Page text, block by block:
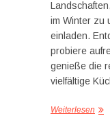
im Winter zu
einladen.
probiere
genieße die
vielfältige
Weiterlesen